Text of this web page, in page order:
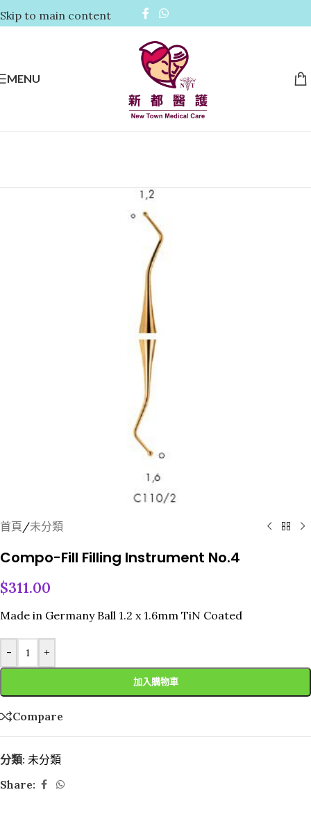
Skip to main content
MENU
首頁 /未分類
Compo-Fill Filling Instrument No.4
$311.00
Made in Germany Ball 1.2 x 1.6mm TiN Coated
- +
加入購物車
Compare
分類: 未分類
Share: